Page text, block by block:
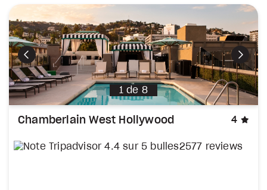
Précédent
1 de 8
Chamberlain West Hollywood 4
2577 reviews